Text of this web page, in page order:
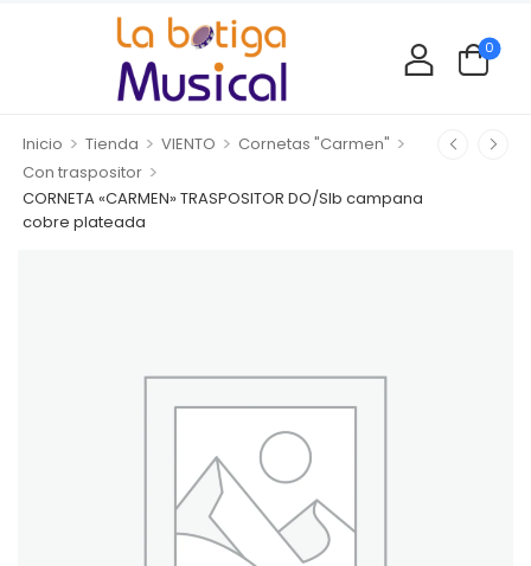
0
Inicio > Tienda > VIENTO > Cornetas "Carmen" >
Con traspositor >
CORNETA «CARMEN» TRASPOSITOR DO/SIb campana
cobre plateada